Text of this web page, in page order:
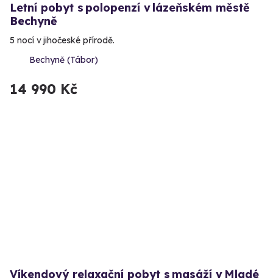
Letní pobyt s polopenzí v lázeňském městě
Bechyně
5 nocí v jihočeské přírodě.
Bechyně (Tábor)
14 990 Kč
Víkendový relaxační pobyt s masáží v Mladé